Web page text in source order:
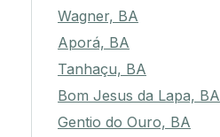
Wagner, BA
Aporá, BA
Tanhaçu, BA
Bom Jesus da Lapa, BA
Gentio do Ouro, BA